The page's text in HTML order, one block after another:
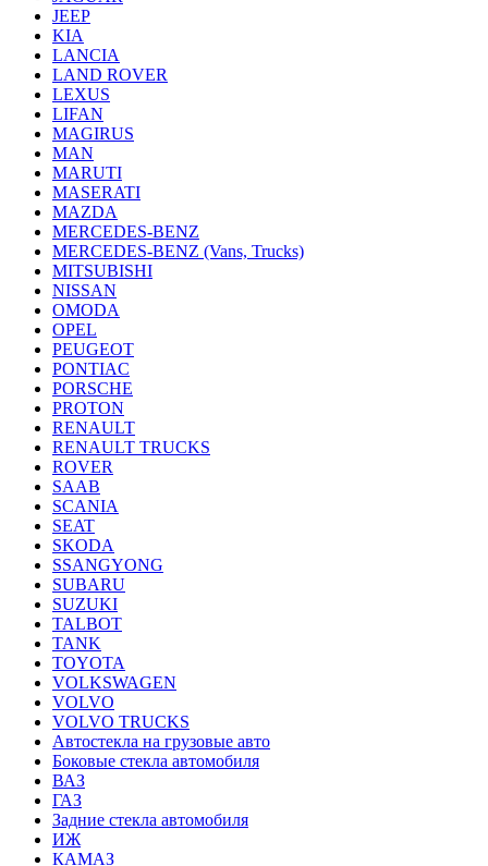
JEEP
KIA
LANCIA
LAND ROVER
LEXUS
LIFAN
MAGIRUS
MAN
MARUTI
MASERATI
MAZDA
MERCEDES-BENZ
MERCEDES-BENZ (Vans, Trucks)
MITSUBISHI
NISSAN
OMODA
OPEL
PEUGEOT
PONTIAC
PORSCHE
PROTON
RENAULT
RENAULT TRUCKS
ROVER
SAAB
SCANIA
SEAT
SKODA
SSANGYONG
SUBARU
SUZUKI
TALBOT
TANK
TOYOTA
VOLKSWAGEN
VOLVO
VOLVO TRUCKS
Автостекла на грузовые авто
Боковые стекла автомобиля
ВАЗ
ГАЗ
Задние стекла автомобиля
ИЖ
КАМАЗ